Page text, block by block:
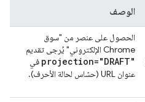
الوصف
الحصول على عنصر من "سوق
Chrome الإلكتروني" يُرجى تقديم
projection="DRAFT" في
عنوان URL (حسّاس لحالة الأحرف).